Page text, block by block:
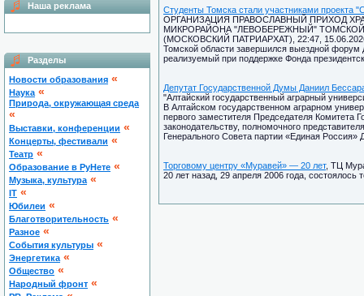
Наша реклама
Разделы
Новости образования «
Наука «
Природа, окружающая среда
«
Выставки, конференции «
Концерты, фестивали «
Театр «
Образование в РуНете «
Музыка, культура «
IT «
Юбилеи «
Благотворительность «
Разное «
Cобытия культуры «
Энергетика «
Общество «
Народный фронт «
Студенты Томска стали участниками проекта
ОРГАНИЗАЦИЯ ПРАВОСЛАВНЫЙ ПРИХОД
МИКРОРАЙОНА "ЛЕВОБЕРЕЖНЫЙ"
(МОСКОВСКИЙ ПАТРИАРХАТ), 22:47,
Томской области завершился выездной форум
реализуемый при поддержке Фонда
Депутат Государственной Думы Даниил
"Алтайский государственный аграрный
В Алтайском государственном аграрном
первого заместителя Председателя Комитета
законодательству, полномочного
Генерального Совета партии «Единая
Торговому центру «Муравей» — 20 лет, ТЦ
20 лет назад, 29 апреля 2006 года, состоялось